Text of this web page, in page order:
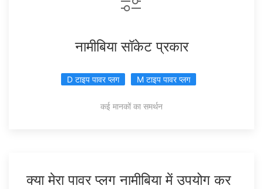
नामीबिया सॉकेट प्रकार
D टाइप पावर प्लग M टाइप पावर प्लग
कई मानकों का समर्थन
क्या मेरा पावर प्लग नामीबिया में उपयोग कर